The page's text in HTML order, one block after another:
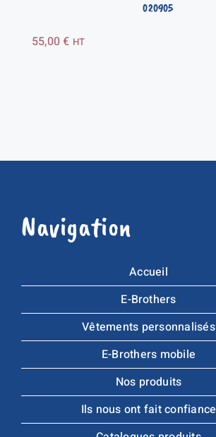
020905
55,00€ HT
Navigation
Accueil
E-Brothers
Vêtements personnalisés
E-Brothers mobile
Nos produits
Ils nous ont fait confiance